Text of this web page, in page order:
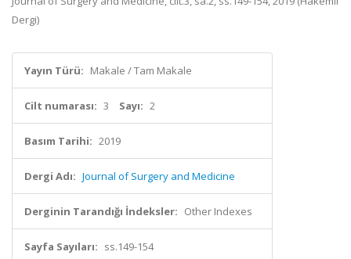
Dergi)
Yayın Türü: Makale / Tam Makale
Cilt numarası: 3 Sayı: 2
Basım Tarihi: 2019
Dergi Adı: Journal of Surgery and Medicine
Derginin Tarandığı İndeksler: Other Indexes
Sayfa Sayıları: ss.149-154